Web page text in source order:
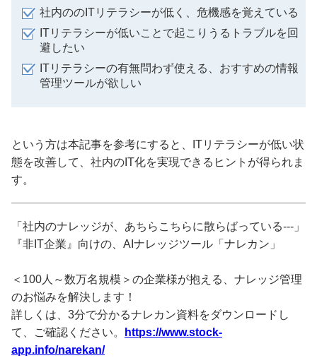
社内ののITリテラシーが低く、危機感を覚えている
ITリテラシーが低いことで起こりうるトラブルを回
避したい
ITリテラシーの有無問わず使える、おすすめの情報
管理ツールが欲しい
という方は本記事を参考にすると、ITリテラシーが低い状
態を改善して、社内のIT化を実現できるヒントが得られま
す。
「社内のナレッジが、あちらこちらに散らばっている---」
『非IT企業』向けの、AIナレッジツール「ナレカン」
＜100人～数万名規模＞の企業様が抱える、ナレッジ管理
のお悩みを解決します！
詳しくは、3分で分かるナレカン資料をダウンロードし
て、ご確認ください。
https://www.stock-
app.info/narekan/